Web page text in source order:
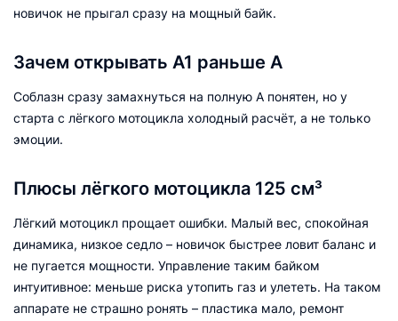
новичок не прыгал сразу на мощный байк.
Зачем открывать А1 раньше А
Соблазн сразу замахнуться на полную А понятен, но у
старта с лёгкого мотоцикла холодный расчёт, а не только
эмоции.
Плюсы лёгкого мотоцикла 125 см³
Лёгкий мотоцикл прощает ошибки. Малый вес, спокойная
динамика, низкое седло – новичок быстрее ловит баланс и
не пугается мощности. Управление таким байком
интуитивное: меньше риска утопить газ и улететь. На таком
аппарате не страшно ронять – пластика мало, ремонт